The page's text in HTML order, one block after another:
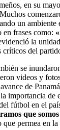
en su
un ambiente
en frases como:
la
críticos del
se
videos y
de
importancia de
fútbol en el
que
que permea en